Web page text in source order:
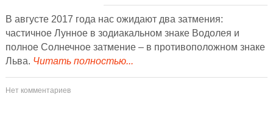
В августе 2017 года нас ожидают два затмения:
частичное Лунное в зодиакальном знаке Водолея и
полное Солнечное затмение – в противоположном знаке
Льва. Читать полностью...
Нет комментариев